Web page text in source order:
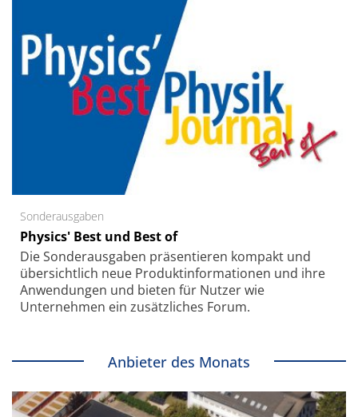
Sonderausgaben
Physics' Best und Best of
Die Sonder­ausgaben präsentieren kompakt und
übersichtlich neue Produkt­informationen und ihre
Anwendungen und bieten für Nutzer wie
Unternehmen ein zusätzliches Forum.
Anbieter des Monats